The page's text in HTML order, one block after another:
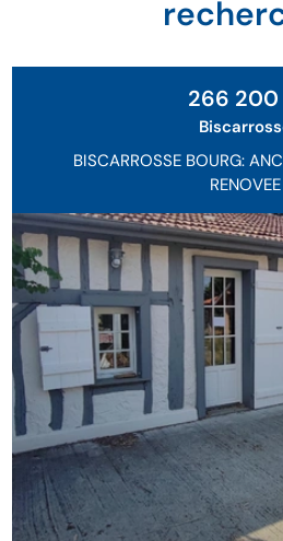
BISCARROSSE BOURG:
RENOVEE
266